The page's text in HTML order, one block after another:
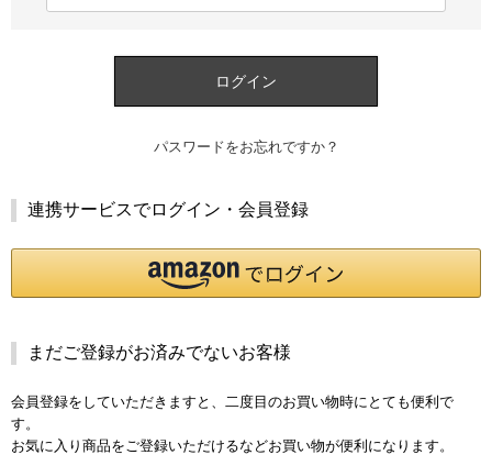
ログイン
パスワードをお忘れですか？
連携サービスでログイン・会員登録
まだご登録がお済みでないお客様
会員登録をしていただきますと、二度目のお買い物時にとても便利で
す。
お気に入り商品をご登録いただけるなどお買い物が便利になります。